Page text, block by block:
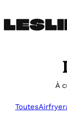
au
contenu
À
ToutesAirfryer